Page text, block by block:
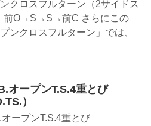
クロスフルターン（2サイドス
前O→S→S→前C さらにこの
ンクロスフルターン」では、
オープンT.S.4重とび
）
ープンT.S.4重とび